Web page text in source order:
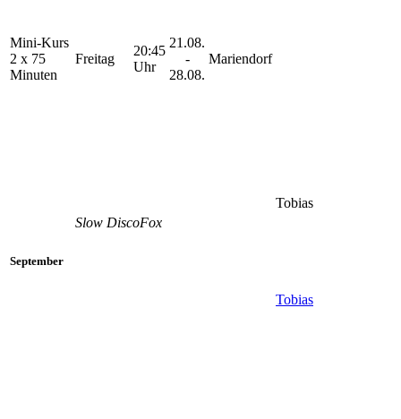
Mini-Kurs
2 x 75
Minuten
Freitag
20:45
Uhr
21.08.
-
28.08.
Mariendorf
Tobias
Slow DiscoFox
September
Tobias